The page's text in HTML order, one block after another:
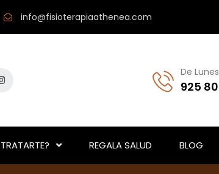
info@fisioterapiaathenea.com
De
925 80
REGALA SALUD BLOG